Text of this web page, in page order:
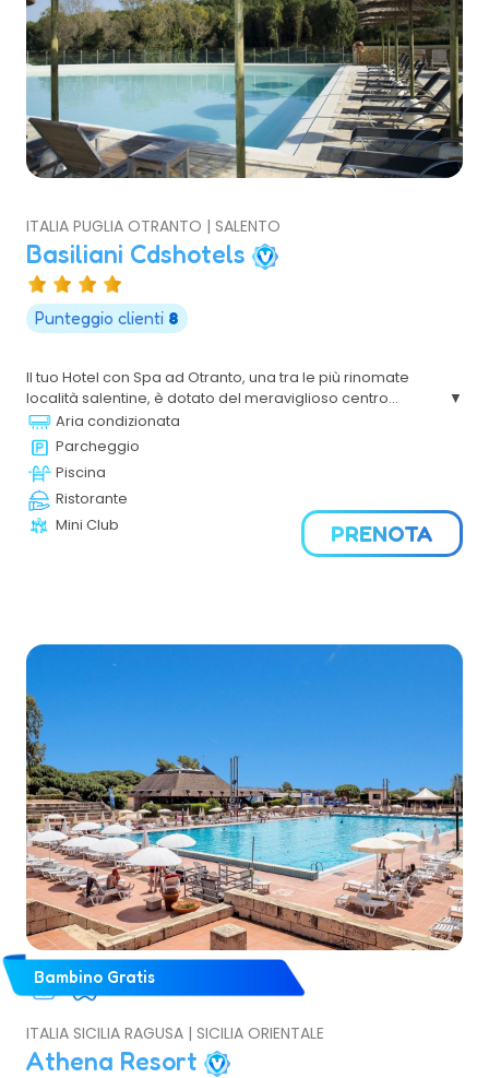
ITALIA PUGLIA OTRANTO | SALENTO
Basiliani Cdshotels
Punteggio clienti 8
Il tuo Hotel con Spa ad Otranto, una tra le più rinomate
località salentine, è dotato del meraviglioso centro
benessere “Il Melograno”. Grazie alla sua strategica
posizione, gli Ospiti avranno la possibilità di visitare le
bellezze dei luoghi che lo circondano.
Aria condizionata
Parcheggio
Piscina
Ristorante
Mini Club
PRENOTA
Bambino Gratis
ITALIA SICILIA RAGUSA | SICILIA ORIENTALE
Athena Resort